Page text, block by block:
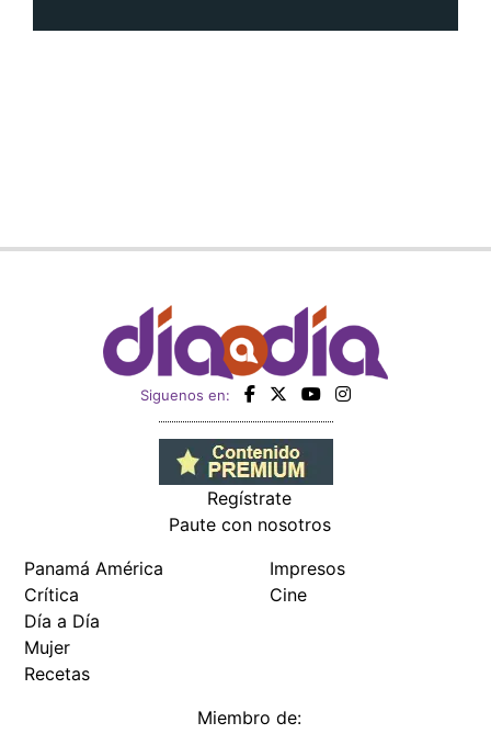
Siguenos en:
Regístrate
Paute con nosotros
Panamá América
Crítica
Día a Día
Mujer
Recetas
Impresos
Cine
Miembro de: